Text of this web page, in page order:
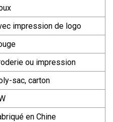
impression de logo
ou impression
sac, carton
en Chine